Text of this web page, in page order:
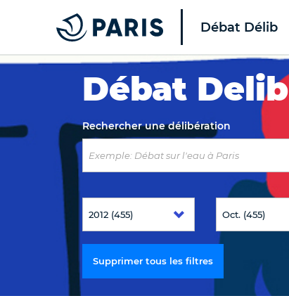
Top of the page
Débat Délib
Débat Delib
Rechercher une délibération
Supprimer tous les filtres